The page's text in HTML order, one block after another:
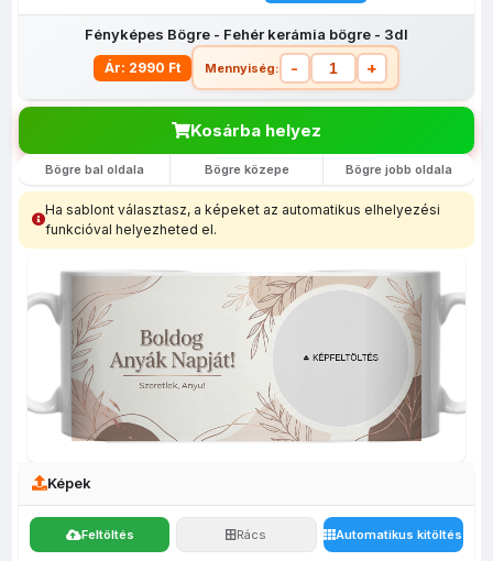
Fényképes Bögre - Fehér kerámia bögre - 3dl
Ár: 2990 Ft Mennyiség: - +
Bögrék
Fényképes
egérpadok
(40x60)
tolltartó
szatyor
Kosárba helyez
Képek
Feltöltés Rács Automatikus kitöltés
Bögre bal oldala Bögre közepe Bögre jobb oldala
Ha sablont választasz, a képeket az automatikus elhelyezési
funkcióval helyezheted el.